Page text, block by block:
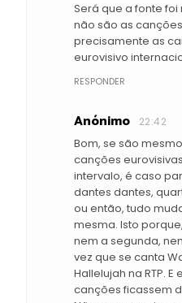
Será que a fonte foi
não são as
precisamente as
eurovisivo
RESPONDER
Anónimo 22:42
Bom, se são
canções
intervalo, é caso
dantes dantes,
ou então, tudo
mesma. Isto
nem a segunda,
vez que se canta
Hallelujah na RTP.
canções ficassem